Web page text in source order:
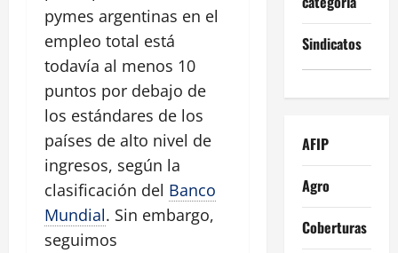
pymes argentinas en el
empleo total está
todavía al menos 10
puntos por debajo de
los estándares de los
países de alto nivel de
ingresos, según la
clasificación del Banco
Mundial. Sin embargo,
seguimos
Sindicatos
AFIP
Agro
Coberturas